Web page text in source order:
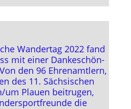
Wandertag 2022 fand
mit einer Dankeschön-
den 96 Ehrenamtlern,
des 11. Sächsischen
um Plauen beitrugen,
die